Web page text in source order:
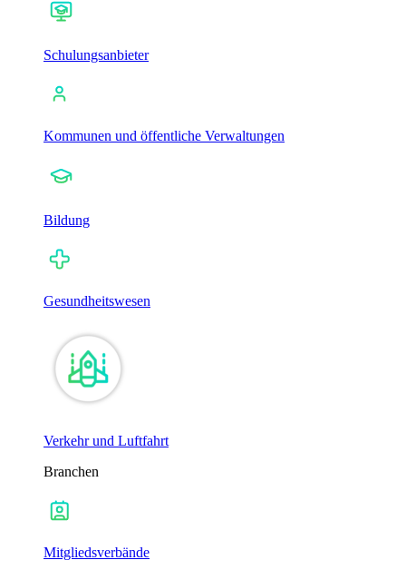
Schulungsanbieter
Kommunen und öffentliche Verwaltungen
Bildung
Gesundheitswesen
Verkehr und Luftfahrt
Branchen
Mitgliedsverbände